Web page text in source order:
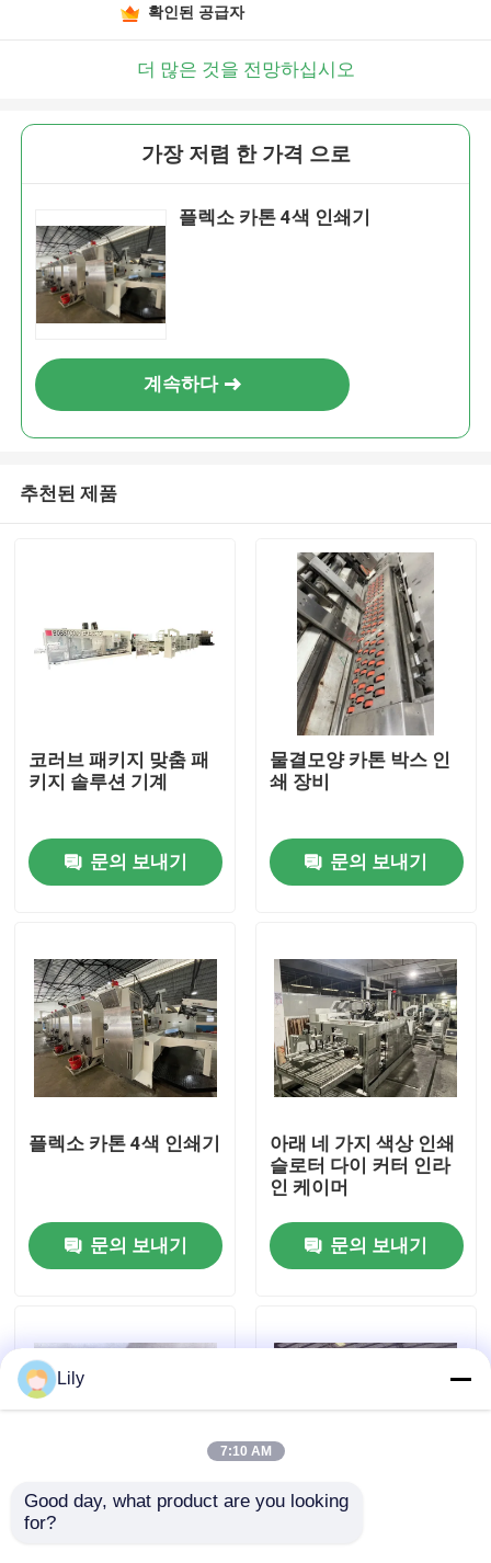
제품
동영상
우리에 대하여
품질 관리
연락주세요
뉴스
확인된 공급자
더 많은 것을 전망하십시오
가장 저렴 한 가격 으로
플렉소 카톤 4색 인쇄기
계속하다
추천된 제품
코러브 패키지 맞춤 패
키지 솔루션 기계
문의 보내기
물결모양 카톤 박스 인
쇄 장비
문의 보내기
플렉소 카톤 4색 인쇄기
문의 보내기
아래 네 가지 색상 인쇄
슬로터 다이 커터 인라
인 케이머
문의 보내기
동방 바닥 인쇄 롤러 인
Lily
7:10 AM
Good day, what product are you looking
for?